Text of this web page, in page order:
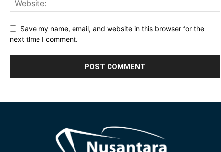
Save my name, email, and website in this browser for the
next time I comment.